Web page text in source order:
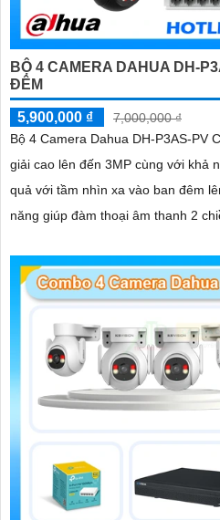
BỘ 4 CAMERA DAHUA DH-
ĐÊM
5,900,000 ₫
7,000,000 ₫
Bộ 4 Camera Dahua DH-P3AS-PV
giải cao lên đến 3MP cùng với khả
quả với tầm nhìn xa vào ban đêm
năng giúp đàm thoại âm thanh 2